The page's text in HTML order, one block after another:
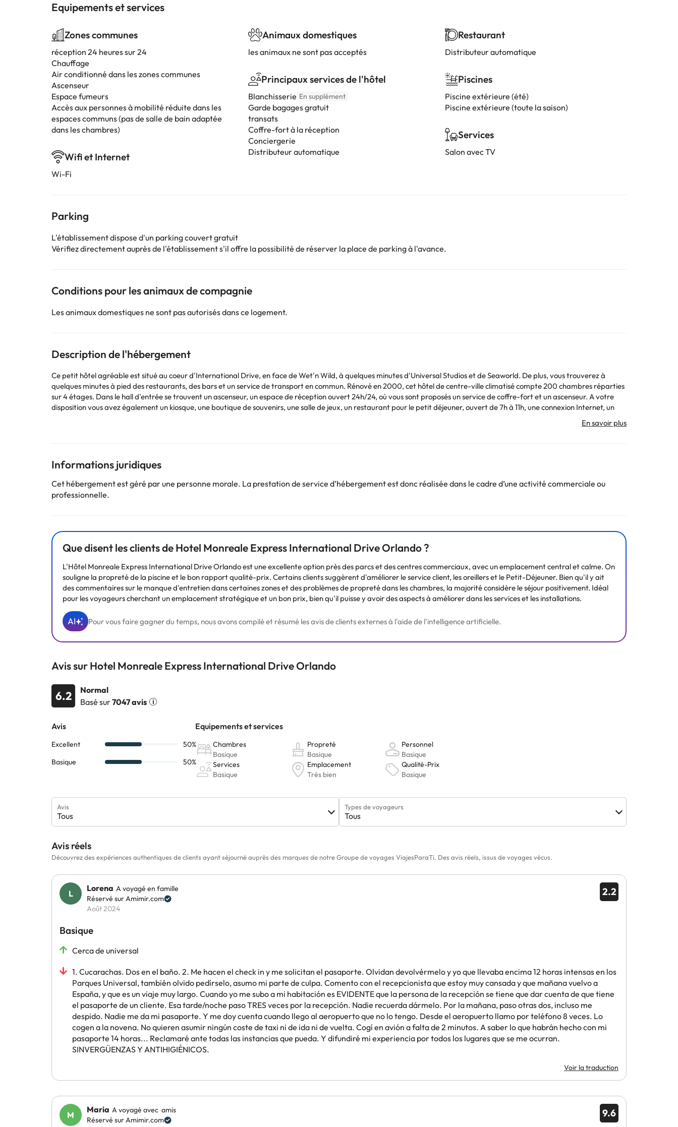
Equipements et services
Zones communes
réception 24 heures sur 24
Chauffage
Air conditionné dans les zones communes
Ascenseur
Espace fumeurs
Accès aux personnes à mobilité réduite dans les
espaces communs (pas de salle de bain adaptée
dans les chambres)
Wifi et Internet
Wi-Fi
Animaux domestiques
les animaux ne sont pas acceptés
Principaux services de l'hôtel
Blanchisserie En supplément
Garde bagages gratuit
transats
Coffre-fort à la réception
Conciergerie
Distributeur automatique
Restaurant
Distributeur automatique
Piscines
Piscine extérieure (été)
Piscine extérieure (toute la saison)
Services
Salon avec TV
Parking
L'établissement dispose d'un parking couvert gratuit
Vérifiez directement auprès de l'établissement s'il offre la possibilité de réserver la place de parking à l'avance.
Conditions pour les animaux de compagnie
Les animaux domestiques ne sont pas autorisés dans ce logement.
Description de l'hébergement
Ce petit hôtel agréable est situé au coeur d'International Drive, en face de Wet'n Wild, à quelques minutes d'Universal Studios et de Seaworld. De plus, vous trouverez à
quelques minutes à pied des restaurants, des bars et un service de transport en commun. Rénové en 2000, cet hôtel de centre-ville climatisé compte 200 chambres réparties
sur 4 étages. Dans le hall d'entrée se trouvent un ascenseur, un espace de réception ouvert 24h/24, où vous sont proposés un service de coffre-fort et un ascenseur. A votre
disposition vous avez également un kiosque, une boutique de souvenirs, une salle de jeux, un restaurant pour le petit déjeuner, ouvert de 7h à 11h, une connexion Internet, un
service de blanchisserie et un parking. Les chambres, décorées et meublées avec goût, sont équipées d'une salle de bain privative. De plus, elles sont équipées d'une ligne
téléphonique directe, de la télévision, d'un réfrigérateur, d'un coffre-fort à louer et de la radio.. Dans chacune d'elles, vous trouverez un lit double, de la moquette et un
Certains des services indiqués peuvent être payants. Vous pouvez consulter les tarifs directement auprès de l’établissement. Toutes les informations figurant sur cette fiche
sont susceptibles d’être modifiées par l’hébergement. Si vous avez des questions, contactez-nous.
Informations juridiques
Cet hébergement est géré par une personne morale. La prestation de service d’hébergement est donc réalisée dans le cadre d’une activité commerciale ou
professionnelle.
Que disent les clients de Hotel Monreale Express International Drive Orlando ?
L'Hôtel Monreale Express International Drive Orlando est une excellente option près des parcs et des centres commerciaux, avec un emplacement central et calme. On
souligne la propreté de la piscine et le bon rapport qualité-prix. Certains clients suggèrent d'améliorer le service client, les oreillers et le Petit-Déjeuner. Bien qu'il y ait
des commentaires sur le manque d'entretien dans certaines zones et des problèmes de propreté dans les chambres, la majorité considère le séjour positivement. Idéal
pour les voyageurs cherchant un emplacement stratégique et un bon prix, bien qu'il puisse y avoir des aspects à améliorer dans les services et les installations.
AI Pour vous faire gagner du temps, nous avons compilé et résumé les avis de clients externes à l'aide de l'intelligence artificielle.
Avis sur Hotel Monreale Express International Drive Orlando
6.2
Normal
Basé sur7047 avis
Avis
Tous
Types de voyageurs
Tous
Avis réels
Découvrez des expériences authentiques de clients ayant séjourné auprès des marques de notre Groupe de voyages ViajesParaTi. Des avis réels, issus de voyages vécus.
2.2
Lorena A voyagé en famille
Réservé sur Amimir.com
Août 2024
Basique
Cerca de universal
1. Cucarachas. Dos en el baño. 2. Me hacen el check in y me solicitan el pasaporte. Olvidan devolvérmelo y yo que llevaba encima 12 horas intensas en los
Parques Universal, también olvido pedírselo, asumo mi parte de culpa. Comento con el recepcionista que estoy muy cansada y que mañana vuelvo a
España, y que es un viaje muy largo. Cuando yo me subo a mi habitación es EVIDENTE que la persona de la recepción se tiene que dar cuenta de que tiene
el pasaporte de un cliente. Esa tarde/noche paso TRES veces por la recepción. Nadie recuerda dármelo. Por la mañana, paso otras dos, incluso me
despido. Nadie me da mi pasaporte. Y me doy cuenta cuando llego al aeropuerto que no lo tengo. Desde el aeropuerto llamo por teléfono 8 veces. Lo
cogen a la novena. No quieren asumir ningún coste de taxi ni de ida ni de vuelta. Cogí en avión a falta de 2 minutos. A saber lo que habrán hecho con mi
pasaporte 14 horas... Reclamaré ante todas las instancias que pueda. Y difundiré mi experiencia por todos los lugares que se me ocurran.
SINVERGÜENZAS Y ANTIHIGIÉNICOS.
Voir la traduction
9.6
Maria A voyagé avec amis
Réservé sur Amimir.com